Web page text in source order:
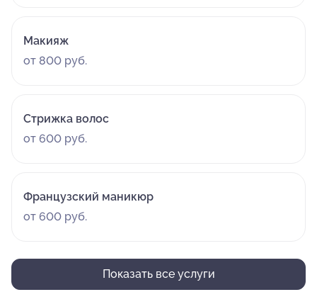
Макияж
от 800 руб.
Стрижка волос
от 600 руб.
Французский маникюр
от 600 руб.
Показать все услуги